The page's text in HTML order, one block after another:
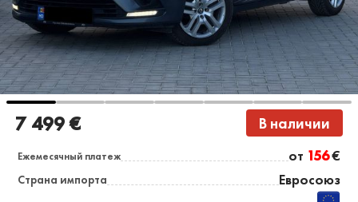
7 499 € В наличии
Ежемесячный платеж от 156€
Страна импорта Евросоюз